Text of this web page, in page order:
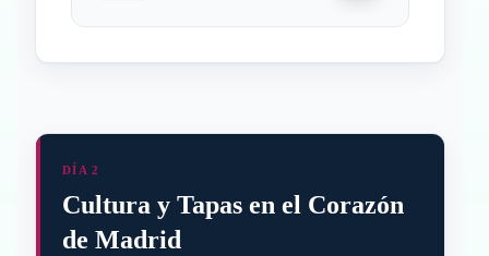
DÍA 2
Cultura y Tapas en el Corazón
de Madrid